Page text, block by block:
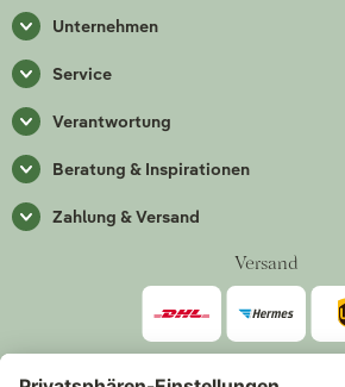
Unternehmen
Service
Verantwortung
Beratung & Inspirationen
Zahlung & Versand
Versand
Zahlarten